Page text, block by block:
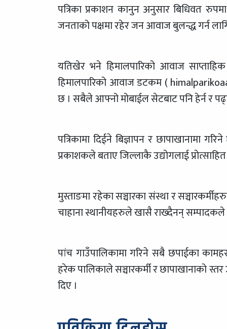
पत्रिका प्रकाशन कानुन अनुसार बिधिवत
जनताको पक्षमा रहेर जन आवाज बुलन्द्ध गर्न
यतिखेर भने हिमालपारिको आवाज
हिमालपारिको आवाज डटकम (
छ । सबैले आफ्नो मोबाईल सेटबाट पनि हेर्न र
पत्रिकामा दिईने बिज्ञापन र छापाखानामा
प्रकाशकले बताए जिल्लाकै उद्योगलाई
मुस्ताङमा रहेका सञ्चारका संस्था र
चाहाना स्थानीयहरुले खासै राख्दैनन्
पांच गाउँपालिकामा गरिने सबै छपाईका
हरेक पालिकाले सञ्चारकर्मी र छापाखानाको
दिए ।